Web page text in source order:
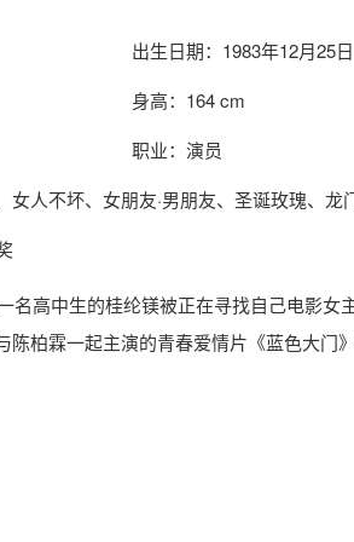
出生日期：1983年12月25日
身高：164 cm
职业：演员
人不坏、女朋友·男朋友、圣诞玫瑰、龙
名高中生的桂纶镁被正在寻找自己电影女
柏霖一起主演的青春爱情片《蓝色大门